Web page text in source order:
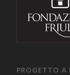
PROGETTO A